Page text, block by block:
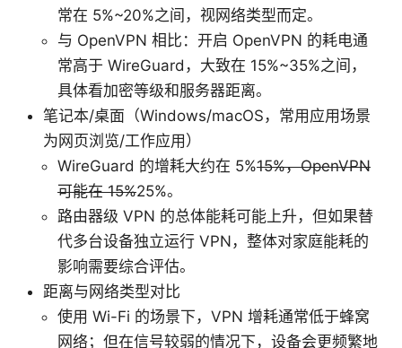
常在 5%~20%之间，视网络类型而定。
与 OpenVPN 相比：开启 OpenVPN 的耗电通
常高于 WireGuard，大致在 15%~35%之间，
具体看加密等级和服务器距离。
笔记本/桌面（Windows/macOS，常用应用场景
为网页浏览/工作应用）
WireGuard 的增耗大约在 5%15%，OpenVPN
可能在 15%25%。
路由器级 VPN 的总体能耗可能上升，但如果替
代多台设备独立运行 VPN，整体对家庭能耗的
影响需要综合评估。
距离与网络类型对比
使用 Wi-Fi 的场景下，VPN 增耗通常低于蜂窝
网络；但在信号较弱的情况下，设备会更频繁地